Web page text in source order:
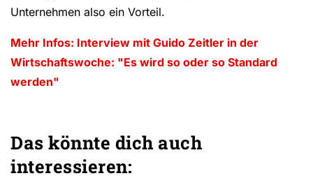
Unternehmen also ein Vorteil.
Mehr Infos: Interview mit Guido Zeitler in der
Wirtschaftswoche: "Es wird so oder so Standard
werden"
Das könnte dich auch
interessieren: